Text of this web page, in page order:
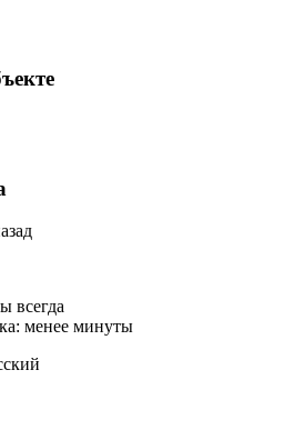
всегда
менее минуты